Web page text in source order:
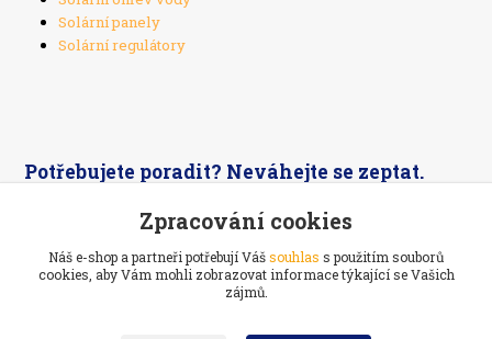
Solární panely
Solární regulátory
Potřebujete poradit? Neváhejte se zeptat.
+420 603 526 269
Zpracování cookies
Náš e-shop a partneři potřebují Vášsouhlas s použitím souborů
cookies, aby Vám mohli zobrazovat informace týkající se Vašich
zájmů.